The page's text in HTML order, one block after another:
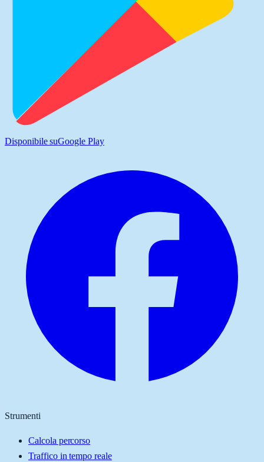
Disponibile suGoogle Play
Strumenti
Calcola percorso
Traffico in tempo reale